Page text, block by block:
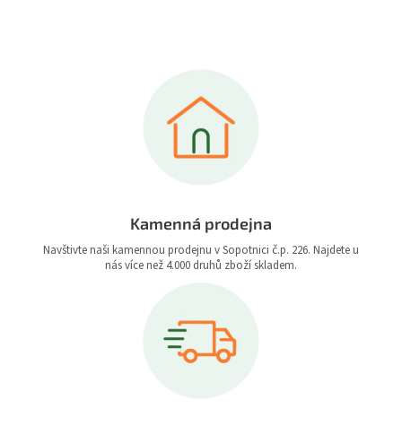
Kamenná prodejna
Navštivte naši kamennou prodejnu v Sopotnici č.p. 226. Najdete u
nás více než 4.000 druhů zboží skladem.